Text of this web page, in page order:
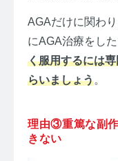
AGAだけに関わ
にAGA治療をし
く服用するには
らいましょう。
理由③重篤な副
きない